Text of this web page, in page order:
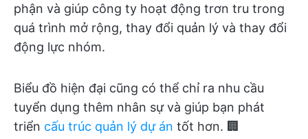
phận và giúp công ty hoạt động trơn tru trong
quá trình mở rộng, thay đổi quản lý và thay đổi
động lực nhóm.
Biểu đồ hiện đại cũng có thể chỉ ra nhu cầu
tuyển dụng thêm nhân sự và giúp bạn phát
triển cấu trúc quản lý dự án tốt hơn. 🏢